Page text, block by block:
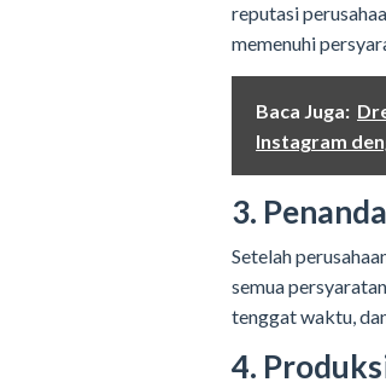
reputasi
memenuhi
Baca Juga:
Instagram
3.
Setelah
semua
tenggat waktu,
4.